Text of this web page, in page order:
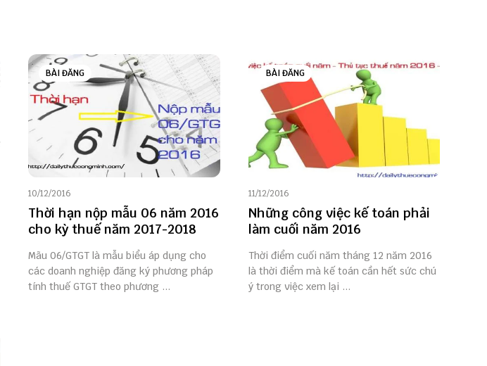
BÀI ĐĂNG
10/12/2016
Thời hạn nộp mẫu 06 năm 2016
cho kỳ thuế năm 2017-2018
Mãu 06/GTGT là mẫu biểu áp dụng cho
các doanh nghiệp đăng ký phương pháp
tính thuế GTGT theo phương ...
BÀI ĐĂNG
11/12/2016
Những công việc kế toán phải
làm cuối năm 2016
Thời điểm cuối năm tháng 12 năm 2016
là thời điểm mà kế toán cần hết sức chú
ý trong việc xem lại ...